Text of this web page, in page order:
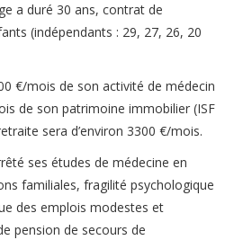
a duré 30 ans, contrat de
(indépendants : 29, 27, 26, 20
€/mois de son activité de médecin
de son patrimoine immobilier (ISF
sera d’environ 3300 €/mois.
ses études de médecine en
familiales, fragilité psychologique
des emplois modestes et
pension de secours de